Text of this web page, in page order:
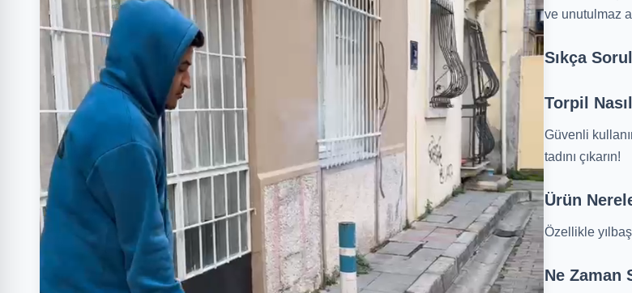
ve unutulmaz
Sıkça
Torpil
Güvenli
tadını çıkarın!
Ürün
Özellikle
Ne Zaman